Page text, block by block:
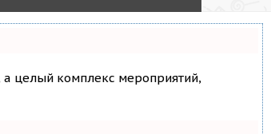
а целый комплекс мероприятий,